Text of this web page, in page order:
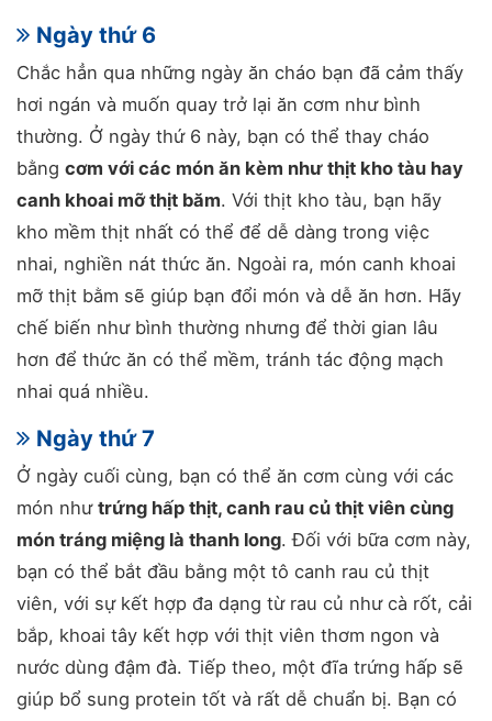
Ngày thứ 6
Chắc hẳn qua những ngày ăn cháo bạn đã cảm thấy
hơi ngán và muốn quay trở lại ăn cơm như bình
thường. Ở ngày thứ 6 này, bạn có thể thay cháo
bằng cơm với các món ăn kèm như thịt kho tàu hay
canh khoai mỡ thịt băm. Với thịt kho tàu, bạn hãy
kho mềm thịt nhất có thể để dễ dàng trong việc
nhai, nghiền nát thức ăn. Ngoài ra, món canh khoai
mỡ thịt bằm sẽ giúp bạn đổi món và dễ ăn hơn. Hãy
chế biến như bình thường nhưng để thời gian lâu
hơn để thức ăn có thể mềm, tránh tác động mạch
nhai quá nhiều.
Ngày thứ 7
Ở ngày cuối cùng, bạn có thể ăn cơm cùng với các
món như trứng hấp thịt, canh rau củ thịt viên cùng
món tráng miệng là thanh long. Đối với bữa cơm này,
bạn có thể bắt đầu bằng một tô canh rau củ thịt
viên, với sự kết hợp đa dạng từ rau củ như cà rốt, cải
bắp, khoai tây kết hợp với thịt viên thơm ngon và
nước dùng đậm đà. Tiếp theo, một đĩa trứng hấp sẽ
giúp bổ sung protein tốt và rất dễ chuẩn bị. Bạn có